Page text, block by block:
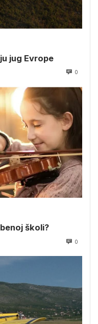
jug Evrope
0
školi?
0